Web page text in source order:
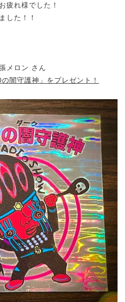
疲れ様でした！
した！！
メロン さん
闇守護神」をプレゼント！